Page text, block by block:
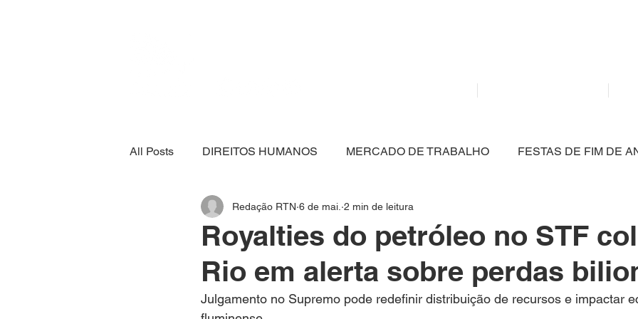
All Posts DIREITOS HUMANOS MERCADO DE TRABALHO FESTAS DE FIM DE
SEGURANÇA ALIMENTAR CULTURA POLÍTICA
ECONOMIA ESPORTE ARTIGO NITERÓI BRASIL MEIO
Royalties do petróleo no STF
Rio em alerta sobre perdas
Redação RTN 6 de mai. 2 min de leitura
Julgamento no Supremo pode redefinir distribuição de recursos e impactar